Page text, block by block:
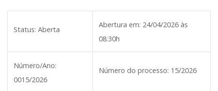
Status: Aberta
Abertura em: 24/04/2026 às
08:30h
Número/Ano:
0015/2026
Número do processo: 15/2026